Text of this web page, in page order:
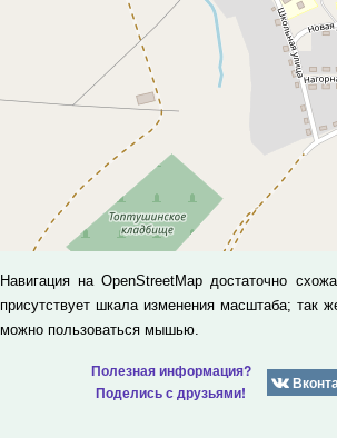
Навигация на OpenStreetMap достаточно
присутствует шкала изменения масштаба; так
можно пользоваться мышью.
Полезная информация?
Поделись с друзьями!